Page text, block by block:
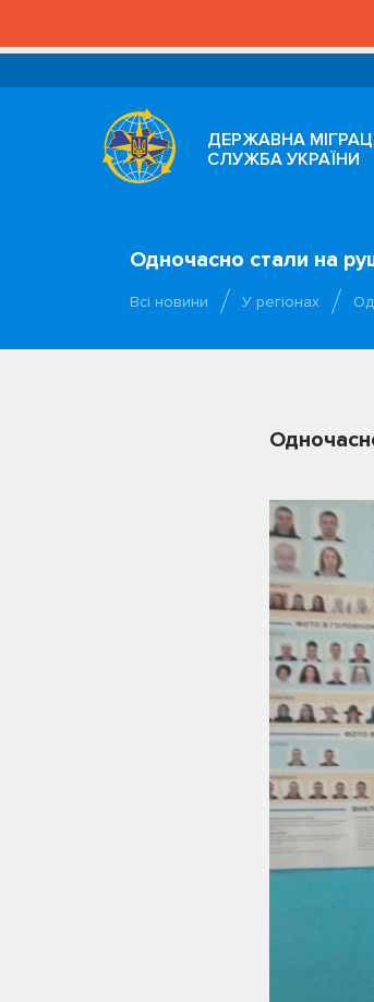
ДЕРЖАВНА
СЛУЖБА УКРАЇНИ
Одночасно стали на
Всі новини У регіонах